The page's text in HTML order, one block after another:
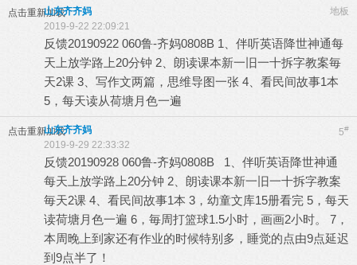
点击重新加载 地板
山东齐齐妈
2019-9-22 22:09:21
反馈20190922 060鲁-齐妈0808B 1、伴听英语降世神通每
天上放学路上20分钟 2、朗读课本新一旧一十拆字教案毎
天2课 3、写作文两篇，思维导图一张 4、看民间故事1本
5，每天读从荷塘月色一遍
点击重新加载 5#
山东齐齐妈
2019-9-29 22:33:32
反馈20190928 060鲁-齐妈0808B 1、伴听英语降世神通
每天上放学路上20分钟 2、朗读课本新一旧一十拆字教案
毎天2课 4、看民间故事1本 3，幼童文库15册看完 5，每天
读荷塘月色一遍 6，毎周打篮球1.5小时，画画2小时。 7，
本周晚上到家还有作业的时候特别多，睡觉的点由9点延迟
到9点半了！